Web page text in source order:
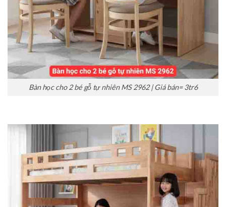
Bàn học cho 2 bé gỗ tự nhiên MS 2962 | Giá bán= 3tr6